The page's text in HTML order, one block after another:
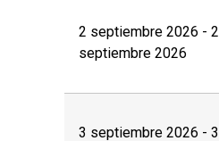
2 septiembre 2026 - 2
septiembre 2026
3 septiembre 2026 - 3